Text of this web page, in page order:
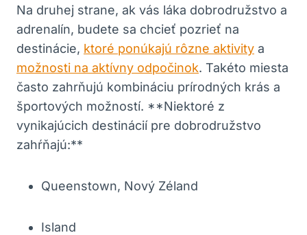
Na druhej strane, ak vás láka dobrodružstvo a
adrenalín, budete sa chcieť pozrieť na
destinácie, ktoré ponúkajú rôzne aktivity a
možnosti na aktívny odpočinok. Takéto miesta
často zahrňujú kombináciu prírodných krás a
športových možností. **Niektoré z
vynikajúcich destinácií pre dobrodružstvo
zahŕňajú:**
Queenstown, Nový Zéland
Island